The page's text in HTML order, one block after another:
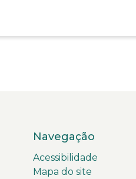
Navegação
Acessibilidade
Mapa do site